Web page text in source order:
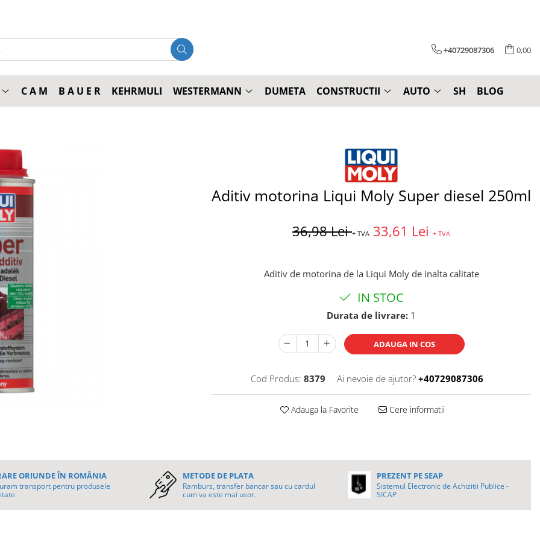
+40729087306 0,00
C A M B A U E R KEHRMULI WESTERMANN DUMETA CONSTRUCTII AUTO SH BLOG
Aditiv motorina Liqui Moly Super diesel 250ml
36,98 Lei+ TVA 33,61 Lei + TVA
Aditiv de motorina de la Liqui Moly de inalta calitate
IN STOC
Durata de livrare: 1
ADAUGA IN COS
Cod Produs: 8379 Ai nevoie de ajutor? +40729087306
Adauga la Favorite Cere informatii
ORIUNDE ÎN ROMÂNIA
transport pentru produsele
METODE DE PLATA
Ramburs, transfer bancar sau cu cardul
cum va este mai usor.
PREZENT PE SEAP
Sistemul Electronic de Achizitii Publice -
SICAP